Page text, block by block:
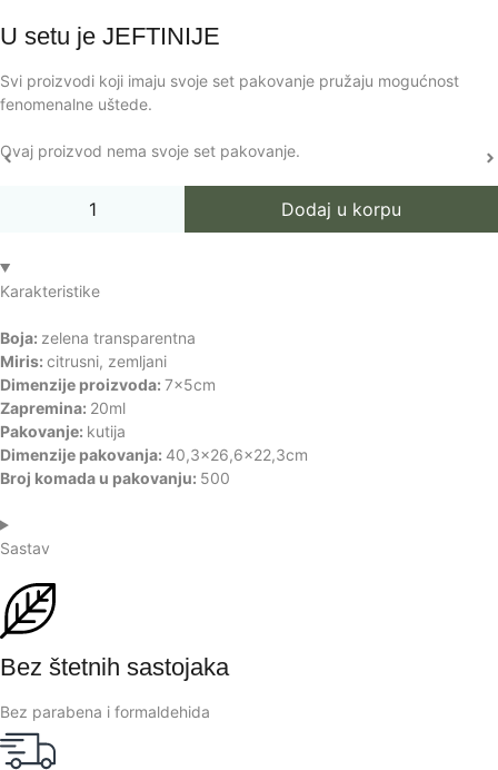
U setu je JEFTINIJE
Svi proizvodi koji imaju svoje set pakovanje pružaju mogućnost
fenomenalne uštede.
Ovaj proizvod nema svoje set pakovanje.
Dodaj u korpu
Karakteristike
Boja: zelena transparentna
Miris: citrusni, zemljani
Dimenzije proizvoda: 7x5cm
Zapremina: 20ml
Pakovanje: kutija
Dimenzije pakovanja: 40,3x26,6x22,3cm
Broj komada u pakovanju: 500
Sastav
Bez štetnih sastojaka
Bez parabena i formaldehida